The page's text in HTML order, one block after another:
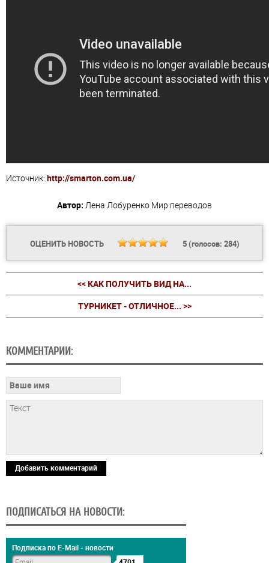
Источник: http://smarton.com.ua/
Автор: Лена Лобуренко Мир переводов
ОЦЕНИТЬ НОВОСТЬ 5(голосов: 284)
<< КАК ПОЛУЧИТЬ ВИД НА...
ТУРНИКЕТ - ОТЛИЧНОЕ... >>
КОММЕНТАРИИ:
Добавить комментарий
ПОДПИСАТЬСЯ НА НОВОСТИ:
Подписка по E-Mail - новости